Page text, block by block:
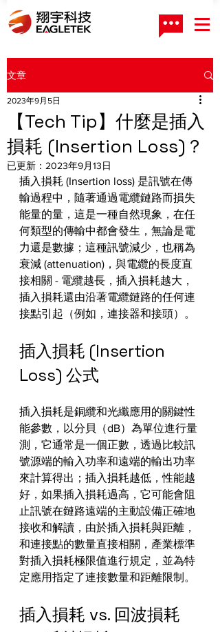
文章
【Tech Tip】什麼是插入
損耗 (Insertion Loss)？
2023年9月5日
已更新： 2023年9月13日
插入損耗 (Insertion loss) 是訊號在傳
輸過程中，隨著通過電纜鏈路而損失
能量的量，這是一種自然現象，在任
何類型的傳輸中都會發生，無論是電
力還是數據；這種訊號減少，也稱為
衰減 (attenuation)，與電纜的長度直
接相關 - 電纜越長，插入損耗越大，
插入損耗還由沿著電纜鏈路的任何連
接點引起（例如，連接器和接頭）。
插入損耗 (Insertion
Loss) 公式
插入損耗是銅纜和光纖應用的關鍵性
能參數，以分貝（dB）為單位進行量
測，它通常是一個正數，透過比較訊
號源端的輸入功率和遠端的輸出功率
來計算得出；插入損耗越低，性能越
好，如果插入損耗過高，它可能會阻
止訊號在鏈路遠端的主動設備正確地
接收和解讀，由於插入損耗與距離，
和連接點的數量直接相關，產業標準
對插入損耗極限值進行規定，並為特
定應用指定了連接數量和距離限制。
插入損耗 vs. 回波損耗